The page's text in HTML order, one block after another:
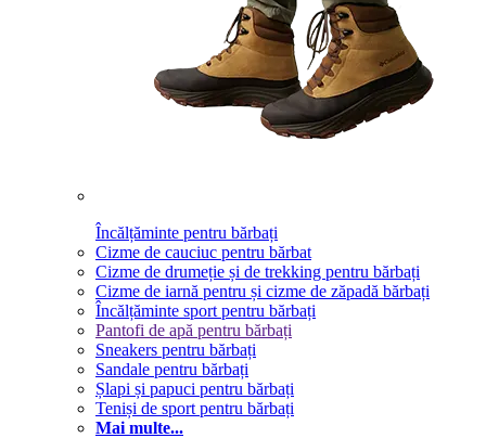
Încălțăminte pentru bărbați
Cizme de cauciuc pentru bărbat
Cizme de drumeție și de trekking pentru bărbați
Cizme de iarnă pentru și cizme de zăpadă bărbați
Încălțăminte sport pentru bărbați
Pantofi de apă pentru bărbați
Sneakers pentru bărbați
Sandale pentru bărbați
Șlapi și papuci pentru bărbați
Teniși de sport pentru bărbați
Mai multe...